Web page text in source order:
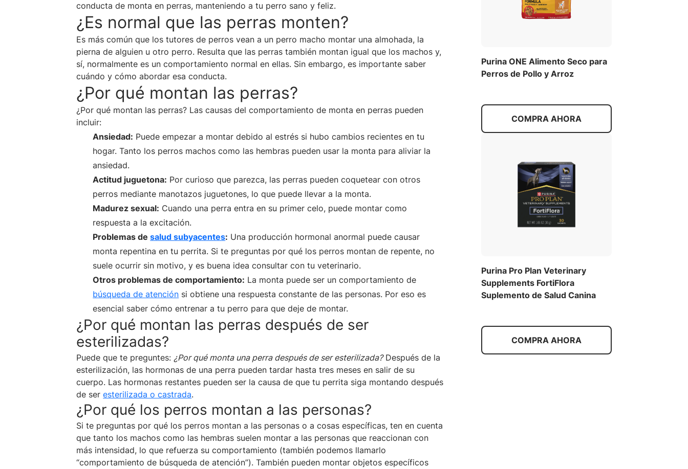
conducta de monta en perras, manteniendo a tu perro sano y feliz.
¿Es normal que las perras monten?
Es más común que los tutores de perros vean a un perro macho montar una almohada, la
pierna de alguien u otro perro. Resulta que las perras también montan igual que los machos y,
sí, normalmente es un comportamiento normal en ellas. Sin embargo, es importante saber
cuándo y cómo abordar esa conducta.
¿Por qué montan las perras?
¿Por qué montan las perras? Las causas del comportamiento de monta en perras pueden
incluir:
Ansiedad: Puede empezar a montar debido al estrés si hubo cambios recientes en tu
hogar. Tanto los perros machos como las hembras pueden usar la monta para aliviar la
ansiedad.
Actitud juguetona: Por curioso que parezca, las perras pueden coquetear con otros
perros mediante manotazos juguetones, lo que puede llevar a la monta.
Madurez sexual: Cuando una perra entra en su primer celo, puede montar como
respuesta a la excitación.
Problemas desalud subyacentes: Una producción hormonal anormal puede causar
monta repentina en tu perrita. Si te preguntas por qué los perros montan de repente, no
suele ocurrir sin motivo, y es buena idea consultar con tu veterinario.
Otros problemas de comportamiento: La monta puede ser un comportamiento de
búsqueda de atención si obtiene una respuesta constante de las personas. Por eso es
esencial saber cómo entrenar a tu perro para que deje de montar.
¿Por qué montan las perras después de ser
esterilizadas?
Puede que te preguntes: ¿Por qué monta una perra después de ser esterilizada?Después de la
esterilización, las hormonas de una perra pueden tardar hasta tres meses en salir de su
cuerpo. Las hormonas restantes pueden ser la causa de que tu perrita siga montando después
de seresterilizada o castrada.
¿Por qué los perros montan a las personas?
Si te preguntas por qué los perros montan a las personas o a cosas específicas, ten en cuenta
que tanto los machos como las hembras suelen montar a las personas que reaccionan con
más intensidad, lo que refuerza su comportamiento (también podemos llamarlo
“comportamiento de búsqueda de atención”). También pueden montar objetos específicos
Purina ONE Alimento Seco para
Perros de Pollo y Arroz
COMPRA AHORA
Purina Pro Plan Veterinary
Supplements FortiFlora
Suplemento de Salud Canina
COMPRA AHORA